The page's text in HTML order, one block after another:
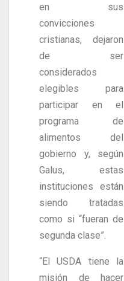
en sus
convicciones
cristianas, dejaron
de ser
considerados
elegibles para
participar en el
programa de
alimentos del
gobierno y, según
Galus, estas
instituciones están
siendo tratadas
como si “fueran de
segunda clase”.
“El USDA tiene la
misión de hacer